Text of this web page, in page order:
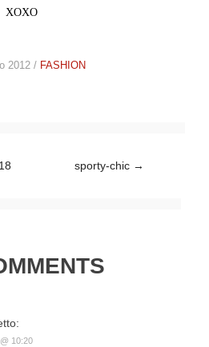
XOXO
2012 / FASHION
sporty-chic →
10:20